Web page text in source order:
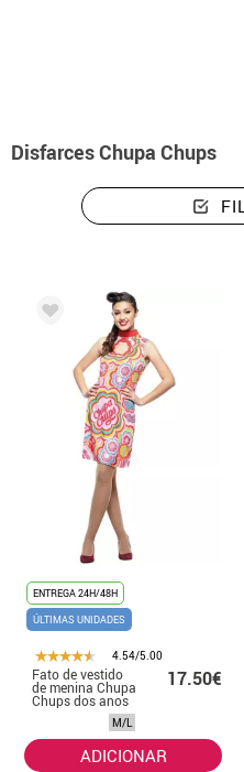
Disfarces Chupa Chups
ENTREGA 24H/48H
ÚLTIMAS UNIDADES
4.54/5.00
Fato de vestido
de menina Chupa
Chups dos anos
60 para mulher
17.50€
M/L
ADICIONAR